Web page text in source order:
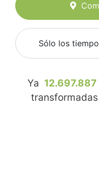
Sólo los
Ya 12.697.887